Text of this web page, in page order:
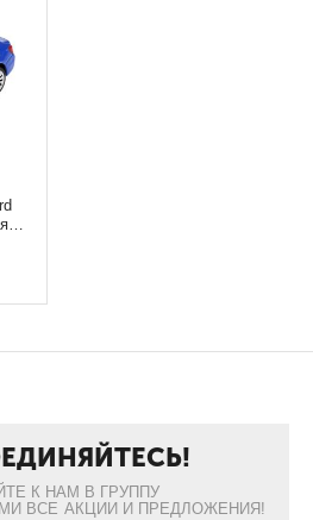
К НАМ В ГРУППУ
ВСЕ АКЦИИ И ПРЕДЛОЖЕНИЯ!